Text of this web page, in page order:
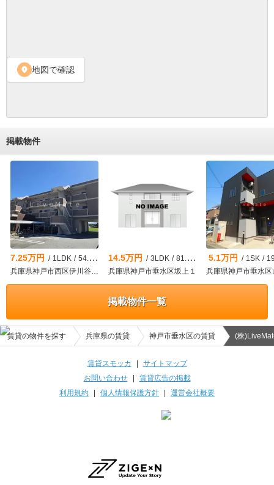
location_on 地図で確認
掲載物件
7.25万円 / 1LDK / 54.81m²
兵庫県神戸市西区伊川谷町潤和
14.5万円 / 3LDK / 81.16m²
兵庫県神戸市垂水区坂上１
5.1万円 / 1SK /
兵庫県神戸市垂水区
掲載物件一覧
賃貸の物件を探す 兵庫県の賃貸 神戸市垂水区の賃貸 (株
賃貸スモッカ
サイトマップ
お問い合わせ| 賃貸広告の掲載
利用規約
個人情報保護方針 運営会社概要